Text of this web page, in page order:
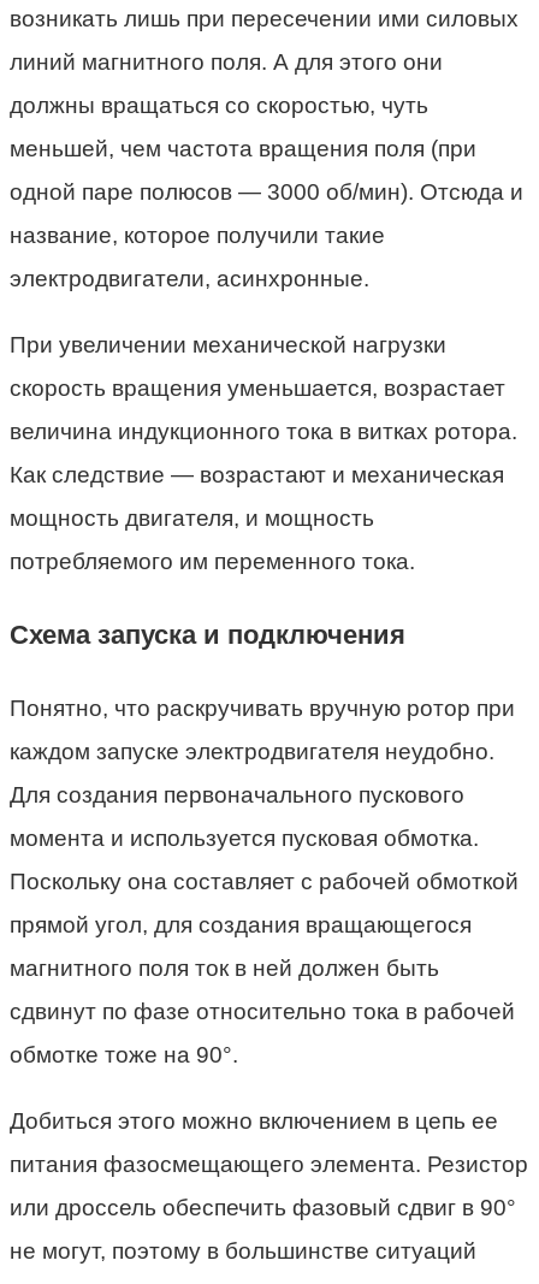
возникать лишь при пересечении ими силовых
линий магнитного поля. А для этого они
должны вращаться со скоростью, чуть
меньшей, чем частота вращения поля (при
одной паре полюсов — 3000 об/мин). Отсюда и
название, которое получили такие
электродвигатели, асинхронные.
При увеличении механической нагрузки
скорость вращения уменьшается, возрастает
величина индукционного тока в витках ротора.
Как следствие — возрастают и механическая
мощность двигателя, и мощность
потребляемого им переменного тока.
Схема запуска и подключения
Понятно, что раскручивать вручную ротор при
каждом запуске электродвигателя неудобно.
Для создания первоначального пускового
момента и используется пусковая обмотка.
Поскольку она составляет с рабочей обмоткой
прямой угол, для создания вращающегося
магнитного поля ток в ней должен быть
сдвинут по фазе относительно тока в рабочей
обмотке тоже на 90°.
Добиться этого можно включением в цепь ее
питания фазосмещающего элемента. Резистор
или дроссель обеспечить фазовый сдвиг в 90°
не могут, поэтому в большинстве ситуаций